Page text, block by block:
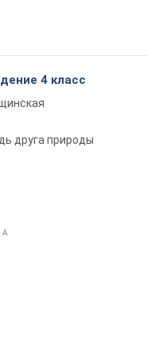
4 класс
друга природы